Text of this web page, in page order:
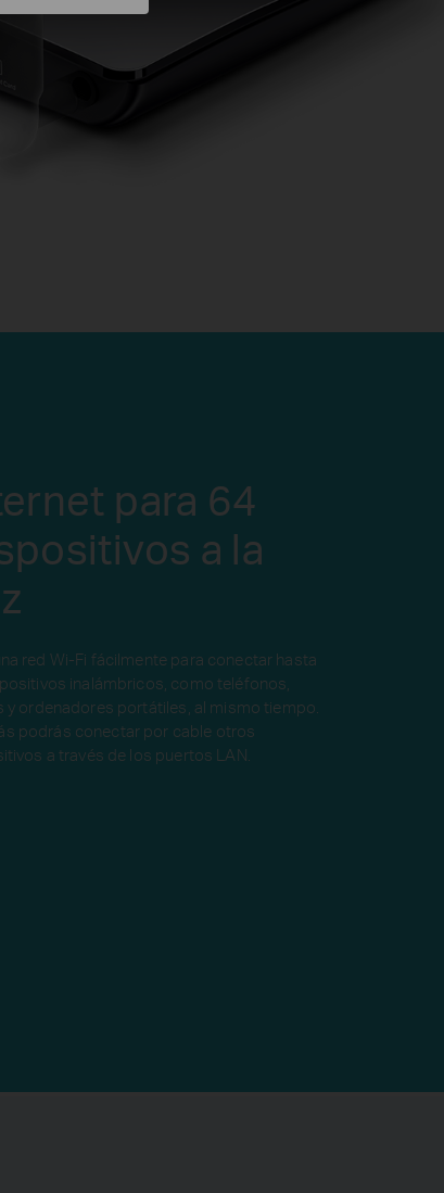
para 64
a la
red Wi-Fi fácilmente para conectar hasta
inalámbricos, como teléfonos,
y ordenadores portátiles, al mismo tiempo.
podrás conectar por cable otros
a través de los puertos LAN.